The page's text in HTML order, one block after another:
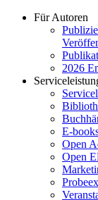
Für Autoren
2026
E-
Open
Open